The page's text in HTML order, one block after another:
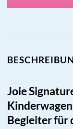
Joie
Begleiter für